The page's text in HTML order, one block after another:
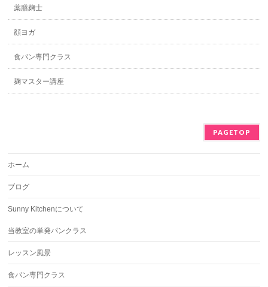
薬膳麹士
顔ヨガ
食パン専門クラス
麹マスター講座
PAGETOP
ホーム
ブログ
Sunny Kitchenについて
当教室の単発パンクラス
レッスン風景
食パン専門クラス